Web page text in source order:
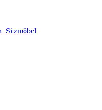
Sitzmöbel